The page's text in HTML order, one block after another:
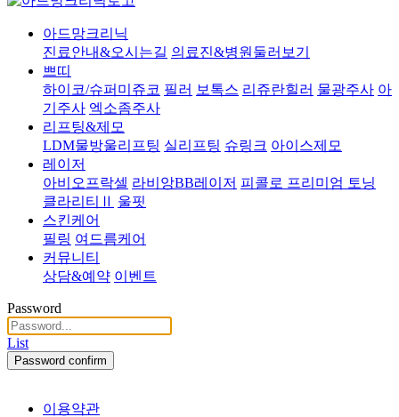
아드망크리닉
진료안내&오시는길 의료진&병원둘러보기
쁘띠
하이코/슈퍼미쥬코 필러 보톡스 리쥬란힐러 물광주사 아
기주사 엑소좀주사
리프팅&제모
LDM물방울리프팅 실리프팅 슈링크 아이스제모
레이저
아비오프락셀 라비앙BB레이저 피콜로 프리미엄 토닝
클라리티Ⅱ 울핏
스킨케어
필링 여드름케어
커뮤니티
상담&예약 이벤트
Password
List
Password confirm
이용약관